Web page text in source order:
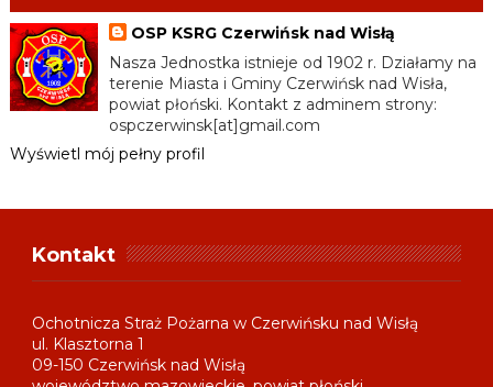
OSP KSRG Czerwińsk nad Wisłą
Nasza Jednostka istnieje od 1902 r. Działamy na
terenie Miasta i Gminy Czerwińsk nad Wisła,
powiat płoński. Kontakt z adminem strony:
ospczerwinsk[at]gmail.com
Wyświetl mój pełny profil
Kontakt
Ochotnicza Straż Pożarna w Czerwińsku nad Wisłą
ul. Klasztorna 1
09-150 Czerwińsk nad Wisłą